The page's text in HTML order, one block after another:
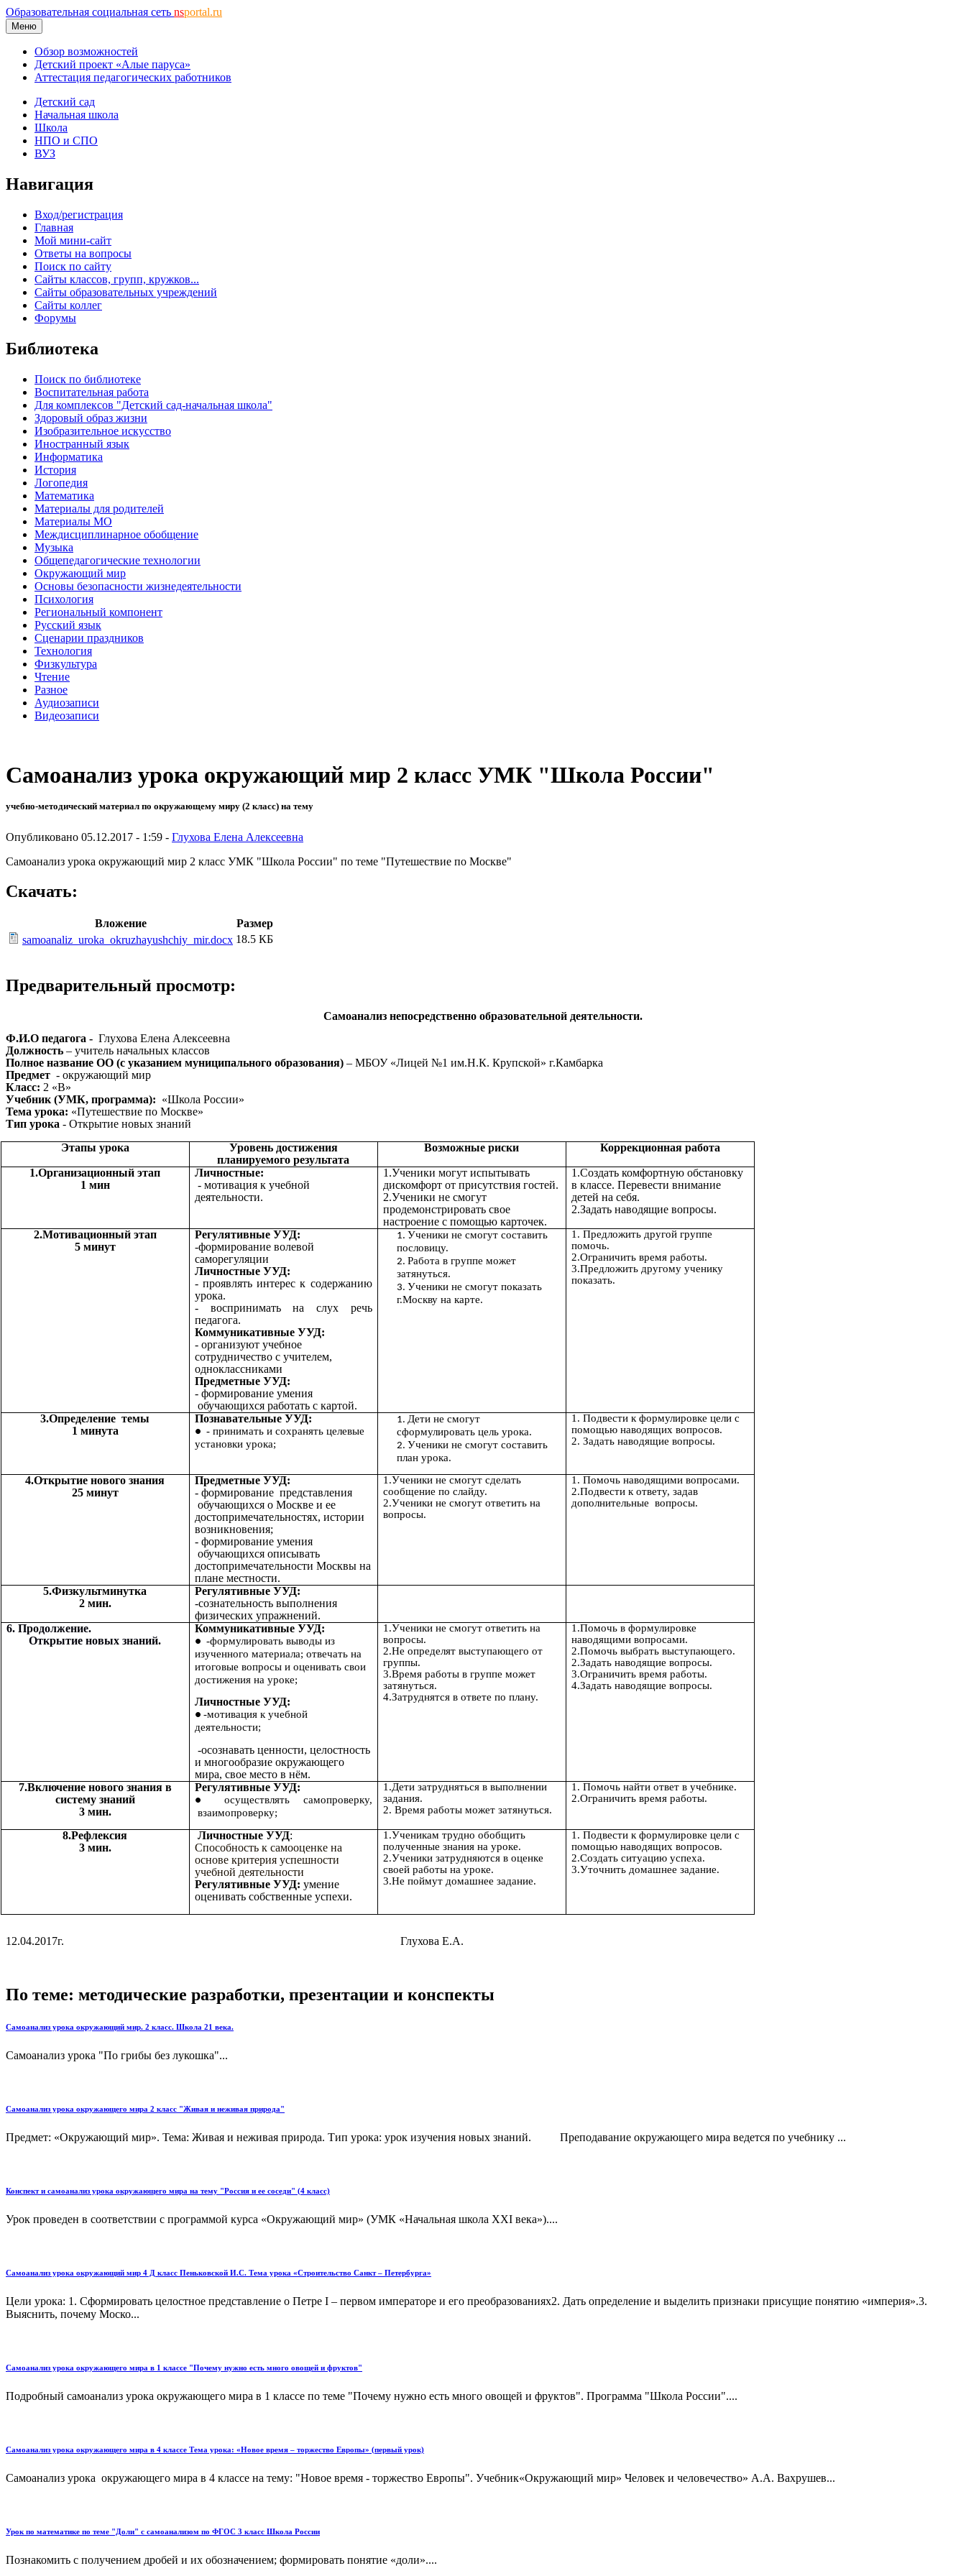
Образовательная социальная сеть nsportal.ru
Меню
Обзор возможностей
Детский проект «Алые паруса»
Аттестация педагогических работников
Детский сад
Начальная школа
Школа
НПО и СПО
ВУЗ
Навигация
Вход/регистрация
Главная
Мой мини-сайт
Ответы на вопросы
Поиск по сайту
Сайты классов, групп, кружков...
Сайты образовательных учреждений
Сайты коллег
Форумы
Библиотека
Поиск по библиотеке
Воспитательная работа
Для комплексов "Детский сад-начальная школа"
Здоровый образ жизни
Изобразительное искусство
Иностранный язык
Информатика
История
Логопедия
Математика
Материалы для родителей
Материалы МО
Междисциплинарное обобщение
Музыка
Общепедагогические технологии
Окружающий мир
Основы безопасности жизнедеятельности
Психология
Региональный компонент
Русский язык
Сценарии праздников
Технология
Физкультура
Чтение
Разное
Аудиозаписи
Видеозаписи
Самоанализ урока окружающий мир 2 класс УМК "Школа России"
учебно-методический материал по окружающему миру (2 класс) на тему
Опубликовано 05.12.2017 - 1:59 - Глухова Елена Алексеевна
Самоанализ урока окружающий мир 2 класс УМК "Школа России" по теме "Путешествие по Москве"
Скачать:
Вложение
Размер
samoanaliz_uroka_okruzhayushchiy_mir.docx 18.5 КБ
Предварительный просмотр:
Самоанализ непосредственно образовательной деятельности.
Ф.И.О педагога - Глухова Елена Алексеевна
Должность – учитель начальных классов
Полное название ОО (с указанием муниципального образования) – МБОУ «Лицей №1 им.Н.К. Крупской» г.Камбарка
Предмет - окружающий мир
Класс: 2 «В»
Учебник (УМК, программа): «Школа России»
Тема урока: «Путешествие по Москве»
Тип урока - Открытие новых знаний
Этапы урока
Уровень достижения
планируемого результата
Возможные риски Коррекционная работа
1.Организационный этап
1 мин
Личностные:
- мотивация к учебной
деятельности.
1.Ученики могут испытывать
дискомфорт от присутствия гостей.
2.Ученики не смогут
продемонстрировать свое
настроение с помощью карточек.
1.Создать комфортную обстановку
в классе. Перевести внимание
детей на себя.
2.Задать наводящие вопросы.
2.Мотивационный этап
5 минут
Регулятивные УУД:
-формирование волевой
саморегуляции
Личностные УУД:
- проявлять интерес к содержанию
урока.
- воспринимать на слух речь
педагога.
Коммуникативные УУД:
- организуют учебное
сотрудничество с учителем,
одноклассниками
Предметные УУД:
- формирование умения
обучающихся работать с картой.
Ученики не смогут составить
пословицу.
Работа в группе может
затянуться.
Ученики не смогут показать
г.Москву на карте.
1. Предложить другой группе
помочь.
2.Ограничить время работы.
3.Предложить другому ученику
показать.
3.Определение темы
1 минута
Познавательные УУД:
- принимать и сохранять целевые
установки урока;
Дети не смогут
сформулировать цель урока.
Ученики не смогут составить
план урока.
1. Подвести к формулировке цели с
помощью наводящих вопросов.
2. Задать наводящие вопросы.
4.Открытие нового знания
25 минут
Предметные УУД:
- формирование представления
обучающихся о Москве и ее
достопримечательностях, истории
возникновения;
- формирование умения
обучающихся описывать
достопримечательности Москвы на
плане местности.
1.Ученики не смогут сделать
сообщение по слайду.
2.Ученики не смогут ответить на
вопросы.
1. Помочь наводящими вопросами.
2.Подвести к ответу, задав
дополнительные вопросы.
5.Физкультминутка
2 мин.
Регулятивные УУД:
-сознательность выполнения
физических упражнений.
6. Продолжение.
Открытие новых знаний.
Коммуникативные УУД:
-формулировать выводы из
изученного материала; отвечать на
итоговые вопросы и оценивать свои
достижения на уроке;
Личностные УУД:
-мотивация к учебной
деятельности;
-осознавать ценности, целостность
и многообразие окружающего
мира, свое место в нём.
1.Ученики не смогут ответить на
вопросы.
2.Не определят выступающего от
группы.
3.Время работы в группе может
затянуться.
4.Затруднятся в ответе по плану.
1.Помочь в формулировке
наводящими вопросами.
2.Помочь выбрать выступающего.
2.Задать наводящие вопросы.
3.Ограничить время работы.
4.Задать наводящие вопросы.
7.Включение нового знания в
систему знаний
3 мин.
Регулятивные УУД:
осуществлять самопроверку,
взаимопроверку;
1.Дети затрудняться в выполнении
задания.
2. Время работы может затянуться.
1. Помочь найти ответ в учебнике.
2.Ограничить время работы.
8.Рефлексия
3 мин.
Личностные УУД:
Способность к самооценке на
основе критерия успешности
учебной деятельности
Регулятивные УУД: умение
оценивать собственные успехи.
1.Ученикам трудно обобщить
полученные знания на уроке.
2.Ученики затрудняются в оценке
своей работы на уроке.
3.Не поймут домашнее задание.
1. Подвести к формулировке цели с
помощью наводящих вопросов.
2.Создать ситуацию успеха.
3.Уточнить домашнее задание.
12.04.2017г. Глухова Е.А.
По теме: методические разработки, презентации и конспекты
Самоанализ урока окружающий мир. 2 класс. Школа 21 века.
Самоанализ урока "По грибы без лукошка"...
Самоанализ урока окружающего мира 2 класс "Живая и неживая природа"
Предмет: «Окружающий мир». Тема: Живая и неживая природа. Тип урока: урок изучения новых знаний. Преподавание окружающего мира ведется по учебнику ...
Конспект и самоанализ урока окружающего мира на тему "Россия и ее соседи" (4 класс)
Урок проведен в соответствии с программой курса «Окружающий мир» (УМК «Начальная школа XXI века»)....
Самоанализ урока окружающий мир 4 Д класс Пеньковской И.С. Тема урока «Строительство Санкт – Петербурга»
Цели урока: 1. Сформировать целостное представление о Петре I – первом императоре и его преобразованиях2. Дать определение и выделить признаки присущие понятию «империя».3.
Выяснить, почему Моско...
Самоанализ урока окружающего мира в 1 классе "Почему нужно есть много овощей и фруктов"
Подробный самоанализ урока окружающего мира в 1 классе по теме "Почему нужно есть много овощей и фруктов". Программа "Школа России"....
Самоанализ урока окружающего мира в 4 классе Тема урока: «Новое время – торжество Европы» (первый урок)
Самоанализ урока окружающего мира в 4 классе на тему: "Новое время - торжество Европы". Учебник«Окружающий мир» Человек и человечество» А.А. Вахрушев...
Урок по математике по теме "Доли" с самоанализом по ФГОС 3 класс Школа России
Познакомить с получением дробей и их обозначением; формировать понятие «доли»....